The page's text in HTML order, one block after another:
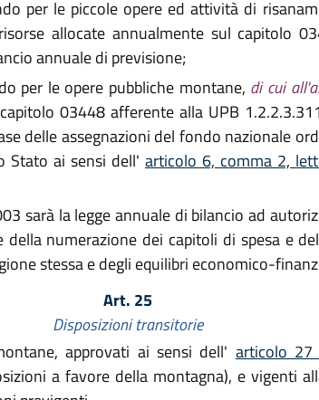
per le piccole opere ed attività di
allocate annualmente sul capitolo
annuale di previsione;
per le opere pubbliche montane, di cui
03448 afferente alla UPB
delle assegnazioni del fondo nazionale
Stato ai sensi dell' articolo 6, comma 2,
sarà la legge annuale di bilancio ad
numerazione dei capitoli di spesa e
stessa e degli equilibri economico-
Art. 25
Disposizioni transitorie
approvati ai sensi dell' articolo 27
a favore della montagna), e vigenti